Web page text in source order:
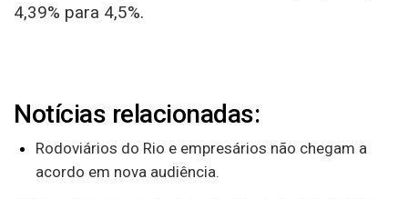
4,39% para 4,5%.
Notícias relacionadas:
Rodoviários do Rio e empresários não chegam a
acordo em nova audiência.